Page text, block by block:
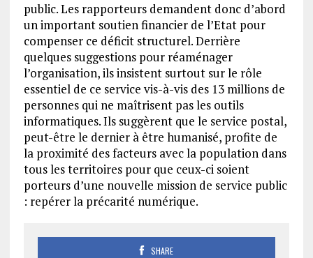
public. Les rapporteurs demandent donc d’abord
un important soutien financier de l’Etat pour
compenser ce déficit structurel. Derrière
quelques suggestions pour réaménager
l’organisation, ils insistent surtout sur le rôle
essentiel de ce service vis-à-vis des 13 millions de
personnes qui ne maîtrisent pas les outils
informatiques. Ils suggèrent que le service postal,
peut-être le dernier à être humanisé, profite de
la proximité des facteurs avec la population dans
tous les territoires pour que ceux-ci soient
porteurs d’une nouvelle mission de service public
: repérer la précarité numérique.
SHARE